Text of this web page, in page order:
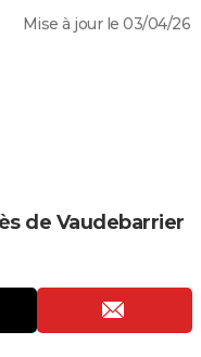
Mise à jour le 03/04/26
de Vaudebarrier